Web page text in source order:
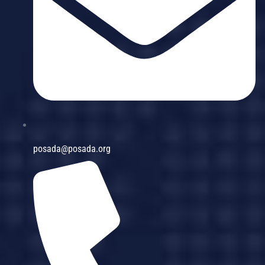
posada@posada.org